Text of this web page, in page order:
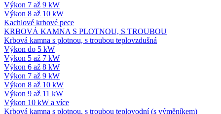
Výkon 7 až 9 kW
Výkon 8 až 10 kW
Kachlové krbové pece
KRBOVÁ KAMNA S PLOTNOU, S TROUBOU
Krbová kamna s plotnou, s troubou teplovzdušná
Výkon do 5 kW
Výkon 5 až 7 kW
Výkon 6 až 8 kW
Výkon 7 až 9 kW
Výkon 8 až 10 kW
Výkon 9 až 11 kW
Výkon 10 kW a více
Krbová kamna s plotnou, s troubou teplovodní (s výměníkem)